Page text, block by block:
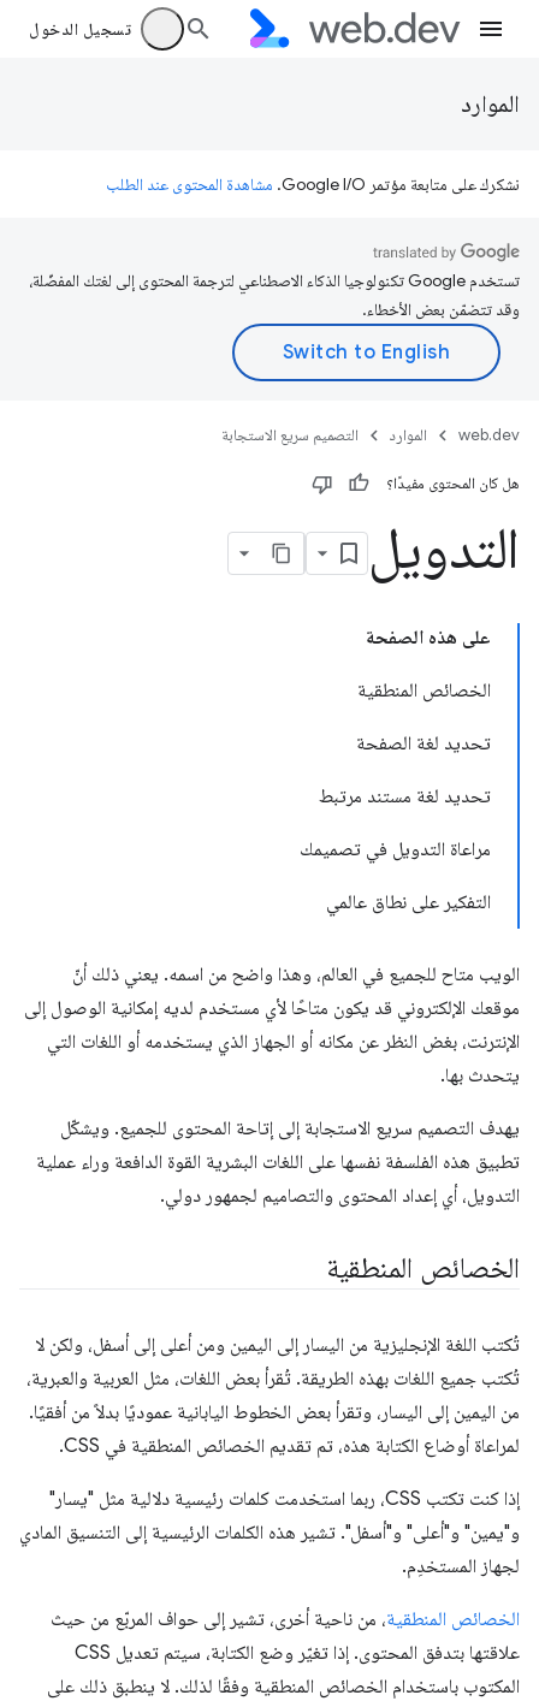
تسجيل الدخول
الموارد
نشكرك على متابعة مؤتمر Google I/O. مشاهدة المحتوى عند الطلب
تستخدم Google تكنولوجيا الذكاء الاصطناعي لترجمة المحتوى إلى لغتك المفضّلة،
وقد تتضمّن بعض الأخطاء.
web.dev الموارد التصميم سريع الاستجابة
هل كان المحتوى مفيدًا؟
التدويل
على هذه الصفحة
الخصائص المنطقية
تحديد لغة الصفحة
تحديد لغة مستند مرتبط
مراعاة التدويل في تصميمك
التفكير على نطاق عالمي
الويب متاح للجميع في العالم، وهذا واضح من اسمه. يعني ذلك أنّ
موقعك الإلكتروني قد يكون متاحًا لأي مستخدم لديه إمكانية الوصول إلى
الإنترنت، بغض النظر عن مكانه أو الجهاز الذي يستخدمه أو اللغات التي
يتحدث بها.
يهدف التصميم سريع الاستجابة إلى إتاحة المحتوى للجميع. ويشكّل
تطبيق هذه الفلسفة نفسها على اللغات البشرية القوة الدافعة وراء عملية
التدويل، أي إعداد المحتوى والتصاميم لجمهور دولي.
الخصائص المنطقية
تُكتب اللغة الإنجليزية من اليسار إلى اليمين ومن أعلى إلى أسفل، ولكن لا
تُكتب جميع اللغات بهذه الطريقة. تُقرأ بعض اللغات، مثل العربية والعبرية،
من اليمين إلى اليسار، وتقرأ بعض الخطوط اليابانية عموديًا بدلاً من أفقيًا.
لمراعاة أوضاع الكتابة هذه، تم تقديم الخصائص المنطقية في CSS.
إذا كنت تكتب CSS، ربما استخدمت كلمات رئيسية دلالية مثل "يسار"
و"يمين" و"أعلى" و"أسفل". تشير هذه الكلمات الرئيسية إلى التنسيق المادي
لجهاز المستخدِم.
الخصائص المنطقية، من ناحية أخرى، تشير إلى حواف المربّع من حيث
علاقتها بتدفق المحتوى. إذا تغيّر وضع الكتابة، سيتم تعديل CSS
المكتوب باستخدام الخصائص المنطقية وفقًا لذلك. لا ينطبق ذلك على